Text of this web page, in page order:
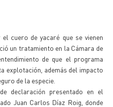
cuero de yacaré que se vienen
un tratamiento en la Cámara de
de que el programa
explotación, además del impacto
de la especie.
declaración presentado en el
Juan Carlos Díaz Roig, donde